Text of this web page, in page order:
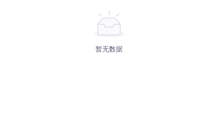
暂无数据